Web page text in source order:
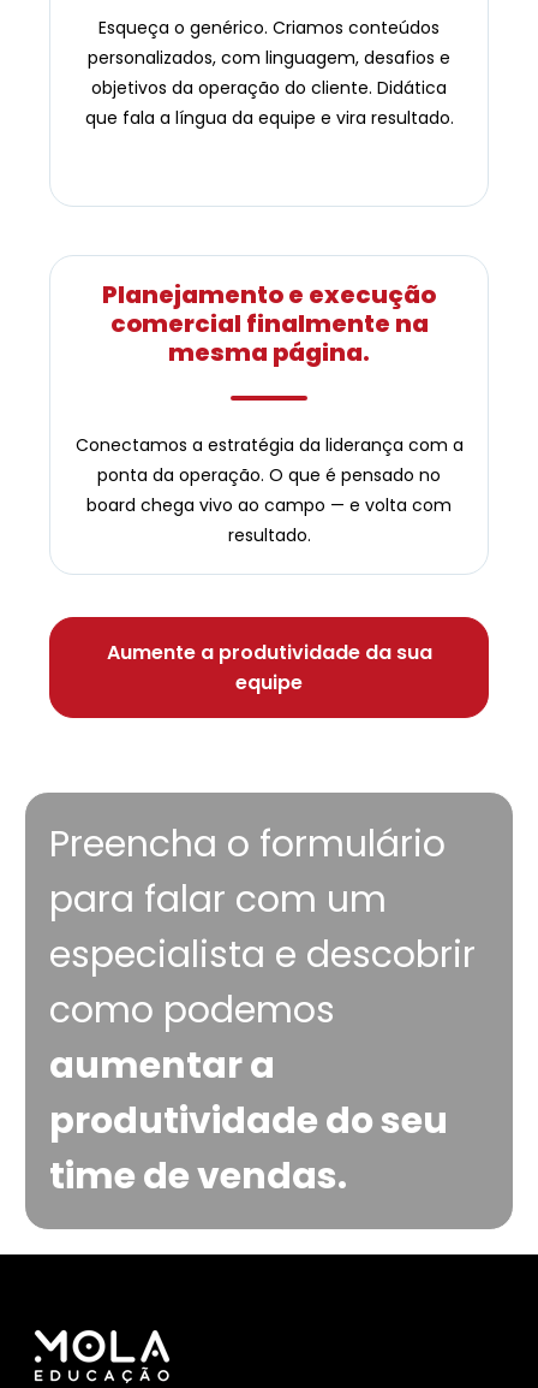
Esqueça o genérico. Criamos conteúdos
personalizados, com linguagem, desafios e
objetivos da operação do cliente. Didática
que fala a língua da equipe e vira resultado.
Planejamento e execução
comercial finalmente na
mesma página.
Conectamos a estratégia da liderança com a
ponta da operação. O que é pensado no
board chega vivo ao campo — e volta com
resultado.
Aumente a produtividade da sua
equipe
Preencha o formulário
para falar com um
especialista e descobrir
como podemos
aumentar a
produtividade do seu
time de vendas.